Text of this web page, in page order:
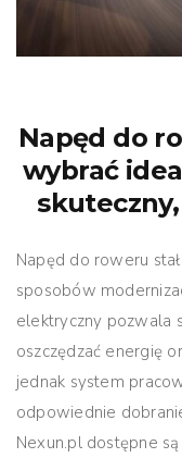
Napęd do
wybrać
Napęd do roweru
sposobów
elektryczny pozwala
oszczędzać energię
jednak system
odpowiednie
Nexun.pl dostępne